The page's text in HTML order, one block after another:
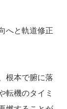
へと軌道修正
根本で腑に落
転機のタイミ